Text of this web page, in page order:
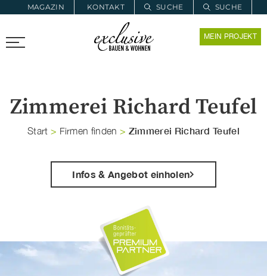
MAGAZIN KONTAKT SUCHE
SUCHE
PROARCHITEC PROINSTALL MEIN PROJEKT
Zimmerei Richard Teufel
Start > Firmen finden > Zimmerei Richard Teufel
Infos & Angebot einholen